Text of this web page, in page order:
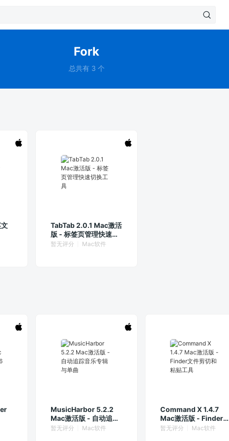
Fork
总共有 3 个
TabTab 2.0.1 Mac激活
版 - 标签页管理快速切
换工具
暂无评分 Mac软件
MusicHarbor 5.2.2
Mac激活版 - 自动追踪
音乐专辑与单曲
暂无评分 Mac软件
Command X 1.4.7
Mac激活版 - Finder文
件剪切和粘贴工具
暂无评分 Mac软件